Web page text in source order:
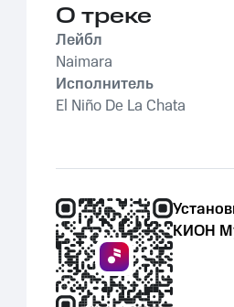
О треке
Лейбл
Naimara
Исполнитель
El Niño De La Chata
КИОН